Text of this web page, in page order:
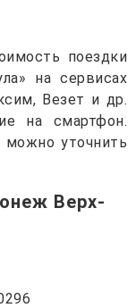
поездки
на сервисах
Везет и др.
на смартфон.
уточнить
Верх-